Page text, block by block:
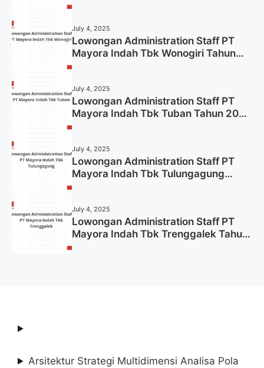
July 4, 2025
Lowongan Administration Staff PT
Mayora Indah Tbk Wonogiri Tahun
July 4, 2025
Lowongan Administration Staff PT
Mayora Indah Tbk Tuban Tahun 2025
July 4, 2025
Lowongan Administration Staff PT
Mayora Indah Tbk Tulungagung
July 4, 2025
Lowongan Administration Staff PT
Mayora Indah Tbk Trenggalek Tahun
Arsitektur Strategi Multidimensi Analisa Pola